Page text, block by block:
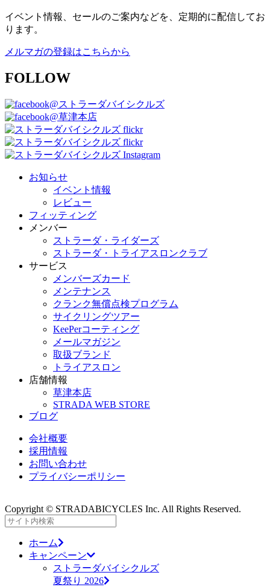
イベント情報、セールのご案内などを、定期的に配信してお
ります。
メルマガの登録はこちらから
FOLLOW
@ストラーダバイシクルズ
@草津本店
お知らせ
イベント情報
レビュー
フィッティング
メンバー
ストラーダ・ライダーズ
ストラーダ・トライアスロンクラブ
サービス
メンバーズカード
メンテナンス
クランク無償点検プログラム
サイクリングツアー
KeePerコーティング
メールマガジン
取扱ブランド
トライアスロン
店舗情報
草津本店
STRADA WEB STORE
ブログ
会社概要
採用情報
お問い合わせ
プライバシーポリシー
Copyright © STRADABICYCLES Inc. All Rights Reserved.
ホーム
キャンペーン
ストラーダバイシクルズ
夏祭り 2026